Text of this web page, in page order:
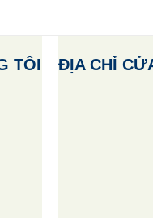
TÔI ĐỊA CHỈ